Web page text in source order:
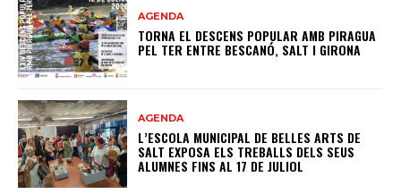
AGENDA
TORNA EL DESCENS POPULAR AMB PIRAGUA
PEL TER ENTRE BESCANÓ, SALT I GIRONA
AGENDA
L’ESCOLA MUNICIPAL DE BELLES ARTS DE
SALT EXPOSA ELS TREBALLS DELS SEUS
ALUMNES FINS AL 17 DE JULIOL